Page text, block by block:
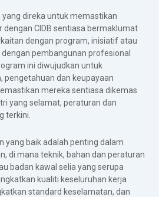
direka untuk memastikan
CIDB sentiasa bermaklumat
dengan program, inisiatif atau
pembangunan profesional
ini diwujudkan untuk
pengetahuan dan keupayaan
mereka sentiasa dikemas
yang selamat, peraturan dan
terkini.
yang baik adalah penting dalam
di mana teknik, bahan dan peraturan
badan kawal selia yang serupa
kualiti keseluruhan kerja
standard keselamatan, dan